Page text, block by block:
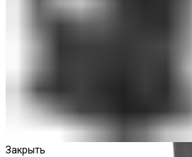
Закрыть